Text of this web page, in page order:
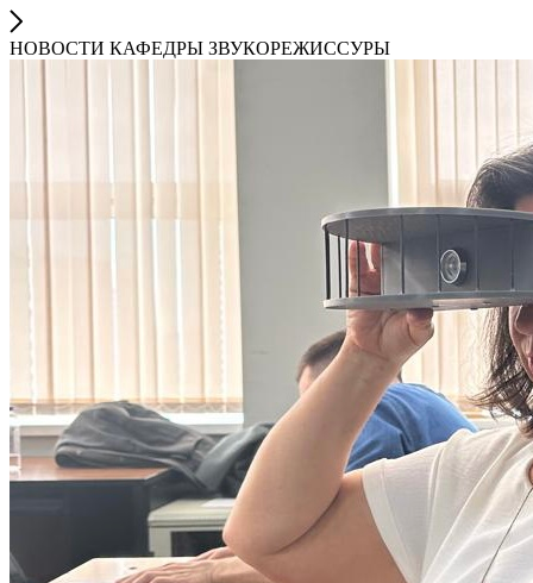
НОВОСТИ КАФЕДРЫ ЗВУКОРЕЖИССУРЫ